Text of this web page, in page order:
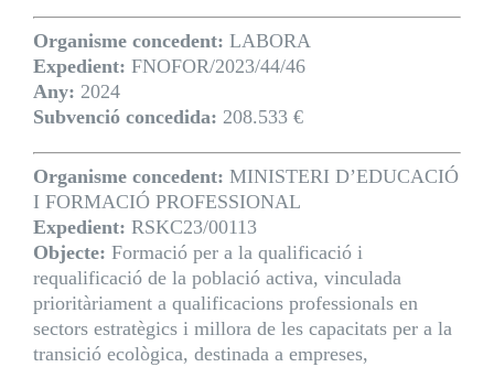
Organisme concedent: LABORA
Expedient: FNOFOR/2023/44/46
Any: 2024
Subvenció concedida: 208.533 €
Organisme concedent: MINISTERI D’EDUCACIÓ
I FORMACIÓ PROFESSIONAL
Expedient: RSKC23/00113
Objecte: Formació per a la qualificació i
requalificació de la població activa, vinculada
prioritàriament a qualificacions professionals en
sectors estratègics i millora de les capacitats per a la
transició ecològica, destinada a empreses,